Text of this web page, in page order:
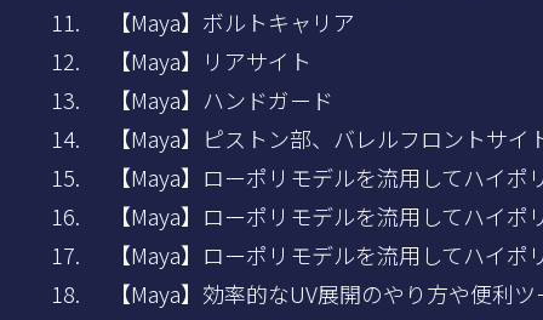
【Maya】ボルトキャリア
【Maya】リアサイト
【Maya】ハンドガード
【Maya】ピストン部、バレルフロントサイ
【Maya】ローポリモデルを流用してハイポ
【Maya】ローポリモデルを流用してハイ
【Maya】ローポリモデルを流用してハイ
【Maya】効率的なUV展開のやり方や便利